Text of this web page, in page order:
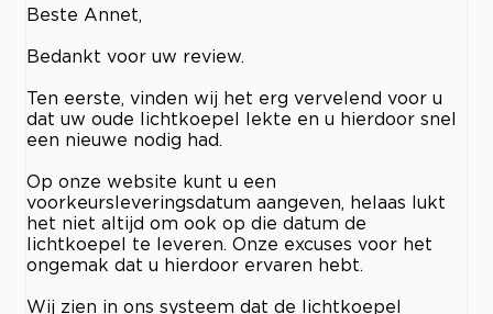
Beste Annet,
Bedankt voor uw review.
Ten eerste, vinden wij het erg vervelend voor u
dat uw oude lichtkoepel lekte en u hierdoor snel
een nieuwe nodig had.
Op onze website kunt u een
voorkeursleveringsdatum aangeven, helaas lukt
het niet altijd om ook op die datum de
lichtkoepel te leveren. Onze excuses voor het
ongemak dat u hierdoor ervaren hebt.
Wij zien in ons systeem dat de lichtkoepel